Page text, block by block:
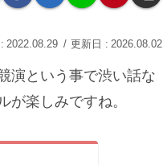
2022.08.29 2026.08.02
演という事で渋い話な
楽しみですね。